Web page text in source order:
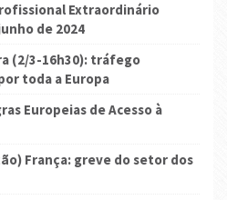
Extraordinário
de 2024
(2/3-16h30): tráfego
toda a Europa
Europeias de Acesso à
França: greve do setor dos